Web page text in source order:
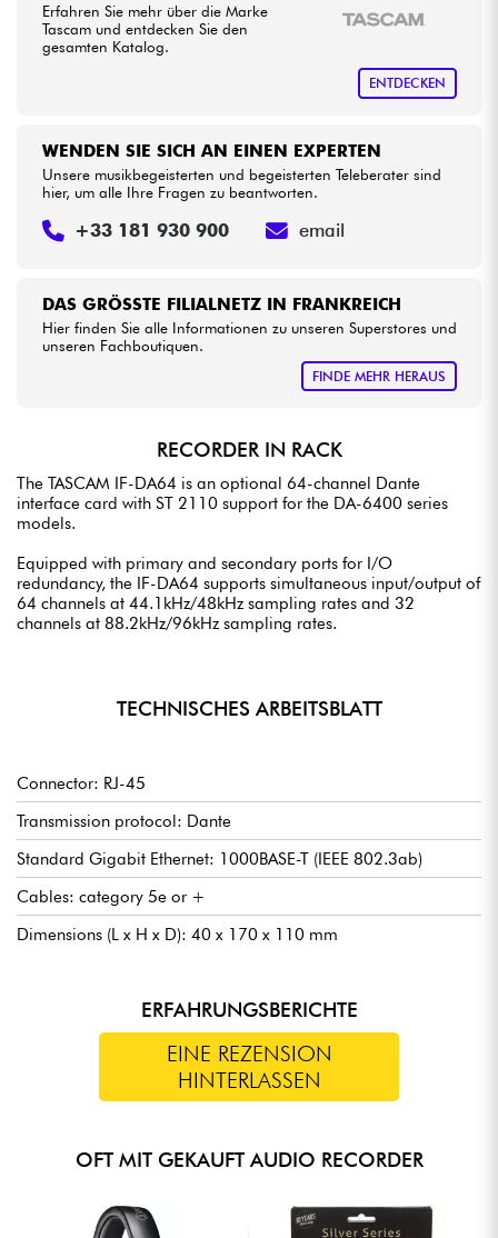
Erfahren Sie mehr über die Marke
Tascam und entdecken Sie den
gesamten Katalog.
ENTDECKEN
DAS GRÖSSTE FILIALNETZ IN FRANKREICH
Hier finden Sie alle Informationen zu unseren Superstores und
unseren Fachboutiquen.
FINDE MEHR HERAUS
WENDEN SIE SICH AN EINEN EXPERTEN
Unsere musikbegeisterten und begeisterten Teleberater sind
hier, um alle Ihre Fragen zu beantworten.
+33 181 930 900 email
RECORDER IN RACK
The TASCAM IF-DA64 is an optional 64-channel Dante
interface card with ST 2110 support for the DA-6400 series
models.
Equipped with primary and secondary ports for I/O
redundancy, the IF-DA64 supports simultaneous input/output of
64 channels at 44.1kHz/48kHz sampling rates and 32
channels at 88.2kHz/96kHz sampling rates.
TECHNISCHES ARBEITSBLATT
Connector: RJ-45
Transmission protocol: Dante
Standard Gigabit Ethernet: 1000BASE-T (IEEE 802.3ab)
Cables: category 5e or +
Dimensions (L x H x D): 40 x 170 x 110 mm
ERFAHRUNGSBERICHTE
EINE REZENSION
HINTERLASSEN
OFT MIT GEKAUFT AUDIO RECORDER